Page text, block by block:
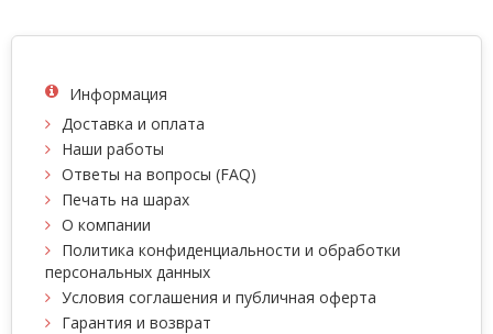
Информация
Доставка и оплата
Наши работы
Ответы на вопросы (FAQ)
Печать на шарах
О компании
Политика конфиденциальности и обработки
персональных данных
Условия соглашения и публичная оферта
Гарантия и возврат